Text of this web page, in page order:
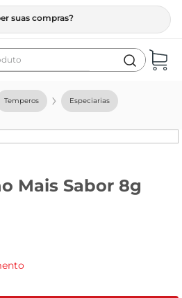
suas compras?
Temperos Especiarias
Mais Sabor 8g